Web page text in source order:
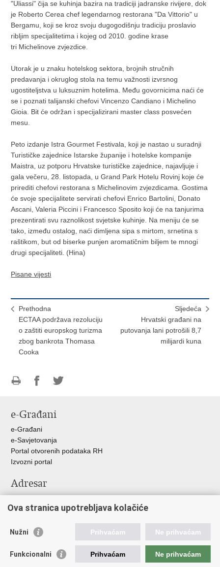
"Uliassi" čija se kuhinja bazira na tradiciji jadranske rivijere, dok
je Roberto Cerea chef legendarnog restorana "Da Vittorio" u
Bergamu, koji se kroz svoju dugogodišnju tradiciju proslavio
ribljim specijalitetima i kojeg od 2010. godine krase
tri Michelinove zvjezdice.
Utorak je u znaku hotelskog sektora, brojnih stručnih
predavanja i okruglog stola na temu važnosti izvrsnog
ugostiteljstva u luksuznim hotelima. Među govornicima naći će
se i poznati talijanski chefovi Vincenzo Candiano i Michelino
Gioia. Bit će održan i specijalizirani master class posvećen
mesu.
Peto izdanje Istra Gourmet Festivala, koji je nastao u suradnji
Turističke zajednice Istarske županije i hotelske kompanije
Maistra, uz potporu Hrvatske turističke zajednice, najavljuje i
gala večeru, 28. listopada, u Grand Park Hotelu Rovinj koje će
prirediti chefovi restorana s Michelinovim zvjezdicama. Gostima
će svoje specijalitete servirati chefovi Enrico Bartolini, Donato
Ascani, Valeria Piccini i Francesco Sposito koji će na tanjurima
prezentirati svu raznolikost svjetske kuhinje. Na meniju će se
tako, između ostalog, naći dimljena sipa s mirtom, srnetina s
raštikom, but od biserke punjen aromatičnim biljem te mnogi
drugi specijaliteti. (Hina)
Pisane vijesti
Prethodna
ECTAA podržava rezoluciju
o zaštiti europskog turizma
zbog bankrota Thomasa
Cooka
Sljedeća
​Hrvatski građani na
putovanja lani potrošili 8,7
milijardi kuna
FacebookuTwitteru
e-Građani
e-Građani
e-Savjetovanja
Portal otvorenih podataka RH
Izvozni portal
Adresar
Adresar tijela javne vlasti
Korisne poveznice
Vlada RH
Ova stranica upotrebljava kolačiće
Nužni Prihvaćam Ne prihvaćam
Funkcionalni Prihvaćam Ne prihvaćam